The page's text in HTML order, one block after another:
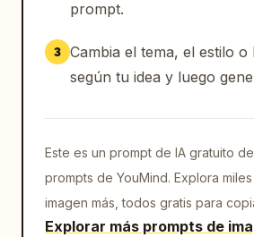
prompt.
3 Cambia el tema, el estilo o
según tu idea y luego
Este es un prompt de IA gratuito
prompts de YouMind. Explora
imagen más, todos gratis para
Explorar más prompts de